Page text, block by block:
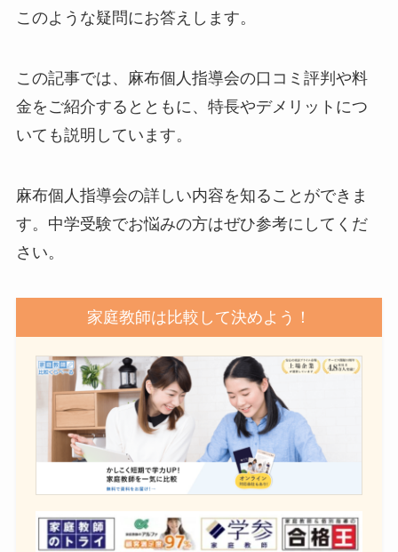
このような疑問にお答えします。
この記事では、麻布個人指導会の口コミ評判や料
金をご紹介するとともに、特長やデメリットにつ
いても説明しています。
麻布個人指導会の詳しい内容を知ることができま
す。中学受験でお悩みの方はぜひ参考にしてくだ
さい。
家庭教師は比較して決めよう！